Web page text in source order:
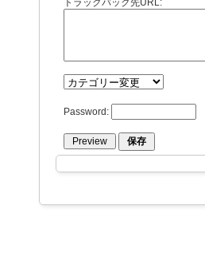
トラックバック先URL:
Password: